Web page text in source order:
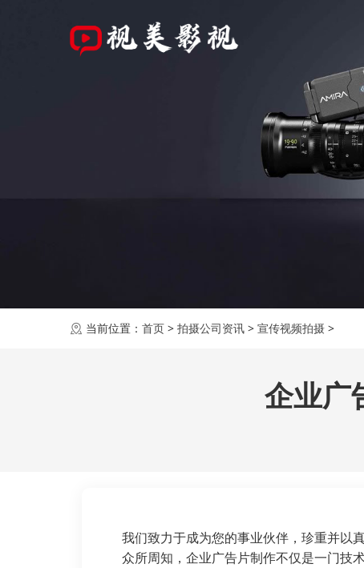
当前位置： 首页 > 拍摄公司资讯 > 宣传视频拍摄 >
企业广
我们致力于成为您的事业伙伴，珍重并以
众所周知，企业广告片制作不仅是一门技